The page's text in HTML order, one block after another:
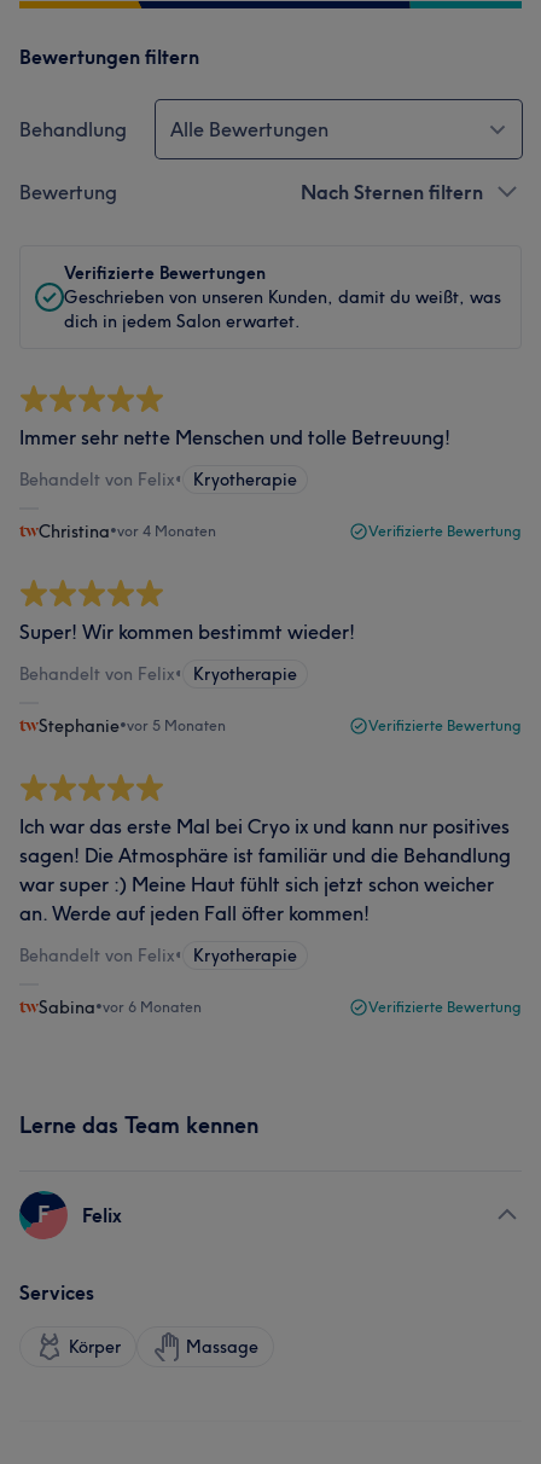
Bewertungen filtern
Behandlung Alle Bewertungen
Bewertung Nach Sternen filtern
Verifizierte Bewertungen
Geschrieben von unseren Kunden, damit du weißt, was
dich in jedem Salon erwartet.
Immer sehr nette Menschen und tolle Betreuung!
Behandelt von Felix• Kryotherapie
Christina•vor 4 Monaten Verifizierte Bewertung
Super! Wir kommen bestimmt wieder!
Behandelt von Felix• Kryotherapie
Stephanie•vor 5 Monaten Verifizierte Bewertung
Ich war das erste Mal bei Cryo ix und kann nur positives
sagen! Die Atmosphäre ist familiär und die Behandlung
war super :) Meine Haut fühlt sich jetzt schon weicher
an. Werde auf jeden Fall öfter kommen!
Behandelt von Felix• Kryotherapie
Sabina•vor 6 Monaten Verifizierte Bewertung
Lerne das Team kennen
F Felix
Services
Körper Massage